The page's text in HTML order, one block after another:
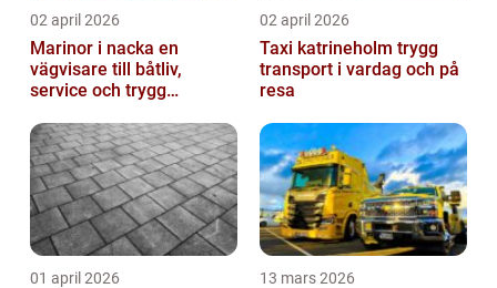
02 april 2026
Marinor i nacka en
vägvisare till båtliv,
service och trygg
02 april 2026
Taxi katrineholm trygg
transport i vardag och på
resa
01 april 2026 13 mars 2026